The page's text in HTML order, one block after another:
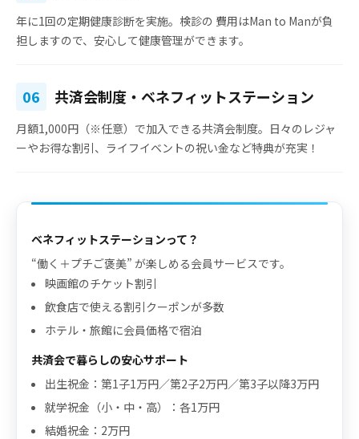
年に1回の定期健康診断を実施。検診の 費用はMan to Manが負
担 しますので、安心して健康管理ができます。
06 共済会制度・ベネフィットステーション
月額1,000円（※任意）で加入できる共済会制度。日々のレジャ
ーやお得な割引、ライフイベントの祝い金など特典が充実！
ベネフィットステーションって？
“働く＋プチご褒美” が楽しめる会員サービスです。
映画館のチケット割引
飲食店で使える割引クーポンが多数
ホテル・旅館に会員価格で宿泊
共済会で暮らしの安心サポート
出生祝金：第1子1万円／第2子2万円／第3子以降3万円
就学祝金（小・中・高）：各1万円
結婚祝金：2万円